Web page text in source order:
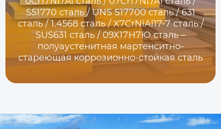
S51770 сталь / UNS S17700 сталь / 631
сталь / 1.4568 сталь / X7CrNiAl17-7 сталь /
SUS631 сталь / 09Х17Н7Ю сталь –
полуаустенитная мартенситно-
стареющая коррозионно-стойкая сталь